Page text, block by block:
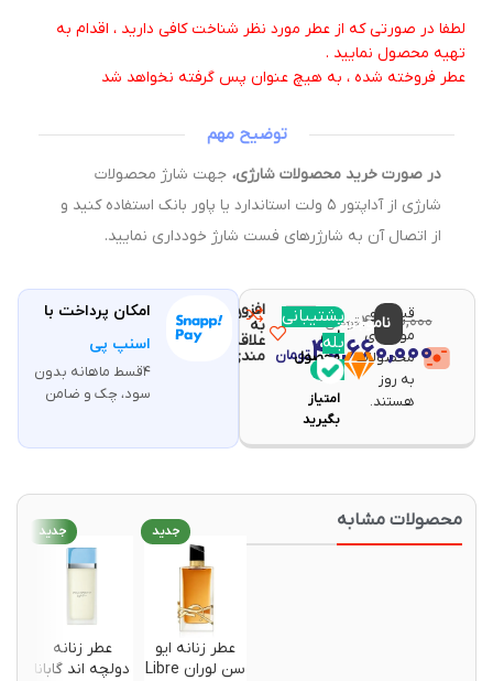
در صورتی که از عطر مورد نظر شناخت کافی دارید ، اقدام به
محصول نمایید .
فروخته شده ، به هیچ عنوان پس گرفته نخواهد شد
توضیح مهم
در صورت خرید محصولات شارژی،جهت شارژ محصولات
شارژی از آداپتور ۵ ولت استاندارد یا پاور بانک استفاده کنید و
از اتصال آن به شارژرهای فست شارژ خودداری نمایید.
قیمت و
موجودی
محصولات
به روز
هستند.
۴۱,۴۲۰,۰۰۰ تومان
۴۰,۶۶۰,۰۰۰تومان
ناموجودبا خرید
این
محصول
۸۱۳
امتیاز
بگیرید
پشتیبانی
بله
افزودن
به
علاقه
مندی
مقایسه
امکان پرداخت با
اسنپ پی
۴قسط ماهانه بدون
سود، چک و ضامن
محصولات مشابه
عطر زنانه ایو
سن لوران Libre
جدید
عطر زنانه
دولچه اند گابانا
جدید